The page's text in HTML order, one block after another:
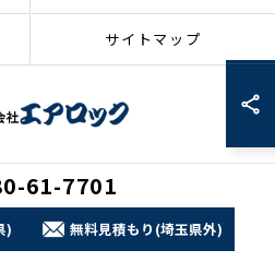
61-7701
) 無料見積もり(埼玉県外)
サイトマップ
なら株式会社エアロック ALL RIGHTS